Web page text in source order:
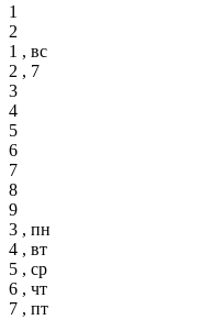
1
2
1 , вс
2 , 7
3
4
5
6
7
8
9
3 , пн
4 , вт
5 , ср
6 , чт
7 , пт